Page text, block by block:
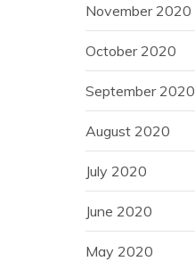
November 2020
October 2020
September 2020
August 2020
July 2020
June 2020
May 2020